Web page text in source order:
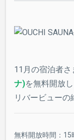
11月の宿泊者さ
ナ)を無料開放し
リバービューの
無料開放時間：